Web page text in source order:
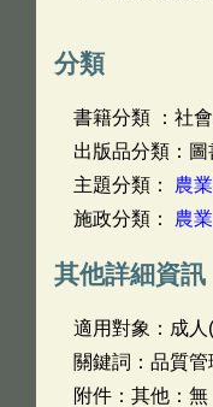
分類
書籍分類 ：社
出版品分類：圖
主題分類： 農
施政分類： 農業
其他詳細資訊
適用對象：成人
關鍵詞：品質管
附件：其他：無